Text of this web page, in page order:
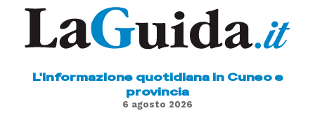
L'informazione quotidiana in Cuneo e
provincia
6 agosto 2026